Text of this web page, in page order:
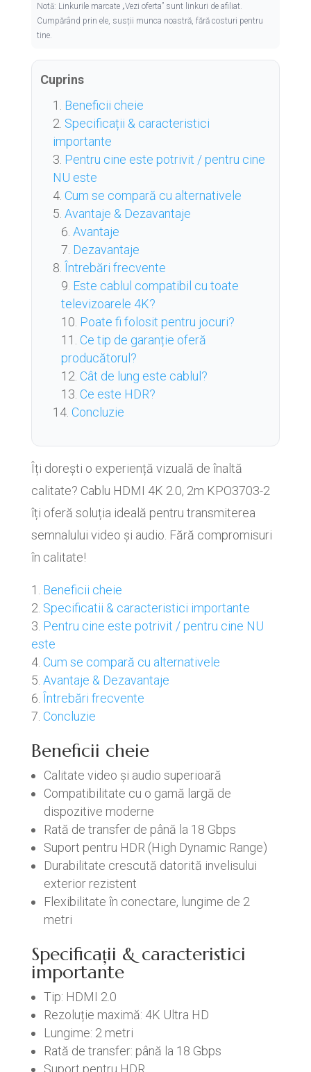
Notă: Linkurile marcate „Vezi oferta” sunt linkuri de afiliat.
Cumpărând prin ele, susții munca noastră, fără costuri pentru
tine.
Cuprins
Beneficii cheie
Specificații & caracteristici
importante
Pentru cine este potrivit / pentru cine
NU este
Cum se compară cu alternativele
Avantaje & Dezavantaje
Avantaje
Dezavantaje
Întrebări frecvente
Este cablul compatibil cu toate
televizoarele 4K?
Poate fi folosit pentru jocuri?
Ce tip de garanție oferă
producătorul?
Cât de lung este cablul?
Ce este HDR?
Concluzie
Îți dorești o experiență vizuală de înaltă
calitate? Cablu HDMI 4K 2.0, 2m KPO3703-2
îți oferă soluția ideală pentru transmiterea
semnalului video și audio. Fără compromisuri
în calitate!
Beneficii cheie
Specificatii & caracteristici importante
Pentru cine este potrivit / pentru cine NU
este
Cum se compară cu alternativele
Avantaje & Dezavantaje
Întrebări frecvente
Concluzie
Beneficii cheie
Calitate video și audio superioară
Compatibilitate cu o gamă largă de
dispozitive moderne
Rată de transfer de până la 18 Gbps
Suport pentru HDR (High Dynamic Range)
Durabilitate crescută datorită invelisului
exterior rezistent
Flexibilitate în conectare, lungime de 2
metri
Specificații & caracteristici
importante
Tip: HDMI 2.0
Rezoluție maximă: 4K Ultra HD
Lungime: 2 metri
Rată de transfer: până la 18 Gbps
Suport pentru HDR